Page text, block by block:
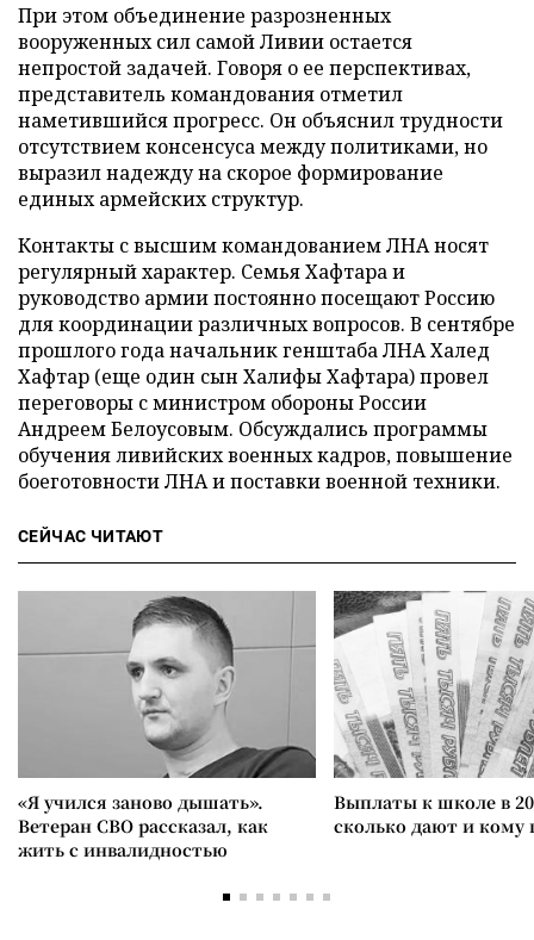
При этом объединение разрозненных
вооруженных сил самой Ливии остается
непростой задачей. Говоря о ее перспективах,
представитель командования отметил
наметившийся прогресс. Он объяснил трудности
отсутствием консенсуса между политиками, но
выразил надежду на скорое формирование
единых армейских структур.
Контакты с высшим командованием ЛНА носят
регулярный характер. Семья Хафтара и
руководство армии постоянно посещают Россию
для координации различных вопросов. В сентябре
прошлого года начальник генштаба ЛНА Халед
Хафтар (еще один сын Халифы Хафтара) провел
переговоры с министром обороны России
Андреем Белоусовым. Обсуждались программы
обучения ливийских военных кадров, повышение
боеготовности ЛНА и поставки военной техники.
СЕЙЧАС ЧИТАЮТ
«Я учился заново дышать».
Ветеран СВО рассказал, как
жить с инвалидностью
Выплаты к школе в
сколько дают и